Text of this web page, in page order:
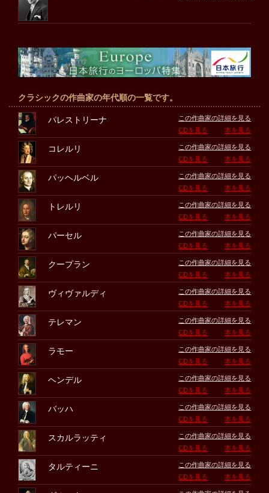
クラシックの作曲家の年代順の一覧です。
パレストリーナ
この作曲家の詳細を見る
CDを見る
本を見る
コレルリ
この作曲家の詳細を見る
CDを見る
本を見る
パッヘルベル
この作曲家の詳細を見る
CDを見る
本を見る
トレルリ
この作曲家の詳細を見る
CDを見る
本を見る
パーセル
この作曲家の詳細を見る
CDを見る
本を見る
クープラン
この作曲家の詳細を見る
CDを見る
本を見る
ヴィヴァルディ
この作曲家の詳細を見る
CDを見る
本を見る
テレマン
この作曲家の詳細を見る
CDを見る
本を見る
ラモー
この作曲家の詳細を見る
CDを見る
本を見る
ヘンデル
この作曲家の詳細を見る
CDを見る
本を見る
バッハ
この作曲家の詳細を見る
CDを見る
本を見る
スカルラッティ
この作曲家の詳細を見る
CDを見る
本を見る
タルティーニ
この作曲家の詳細を見る
CDを見る
本を見る